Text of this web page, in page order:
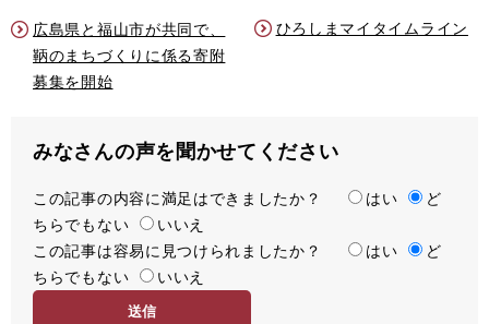
広島県と福山市が共同で、
鞆のまちづくりに係る寄附
募集を開始
ひろしまマイタイムライン
みなさんの声を聞かせてください
満
足
度
この記事の内容に満足はできましたか？ はい
ど
ちらでもない
いいえ
容
易
この記事は容易に見つけられましたか？ はい
ど
ちらでもない
いいえ